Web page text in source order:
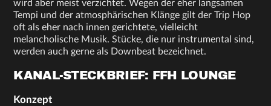
wird aber meist verzichtet. Wegen der eher langsamen
Tempi und der atmosphärischen Klänge gilt der Trip Hop
oft als eher nach innen gerichtete, vielleicht
melancholische Musik. Stücke, die nur instrumental sind,
werden auch gerne als Downbeat bezeichnet.
KANAL-STECKBRIEF: FFH LOUNGE
Konzept